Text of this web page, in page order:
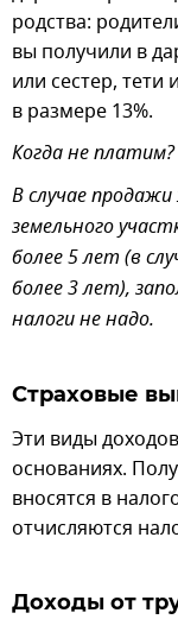
родства:
вы получили в
или сестер, тети
в размере 13%.
Когда не платим?
В случае
земельного
более 5 лет (в
более 3 лет),
налоги не надо.
Страховые
Эти виды
основаниях.
вносятся в
отчисляются
Доходы от